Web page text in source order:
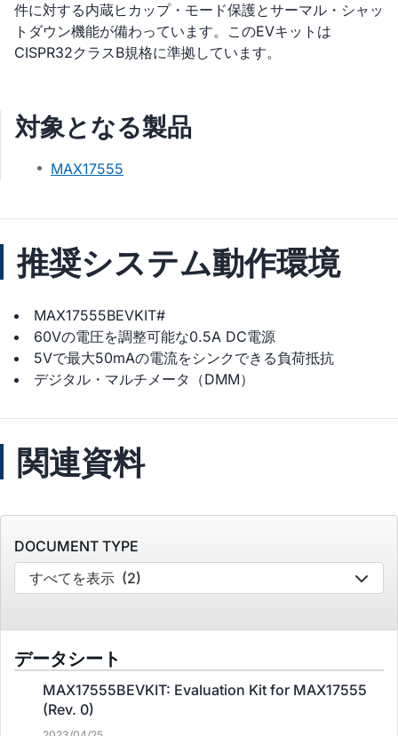
件に対する内蔵ヒカップ・モード保護とサーマル・シャッ
トダウン機能が備わっています。このEVキットは
CISPR32クラスB規格に準拠しています。
対象となる製品
MAX17555
推奨システム動作環境
MAX17555BEVKIT#
60Vの電圧を調整可能な0.5A DC電源
5Vで最大50mAの電流をシンクできる負荷抵抗
デジタル・マルチメータ（DMM）
関連資料
DOCUMENT TYPE
すべてを表示 (2)
データシート
MAX17555BEVKIT: Evaluation Kit for MAX17555
(Rev. 0)